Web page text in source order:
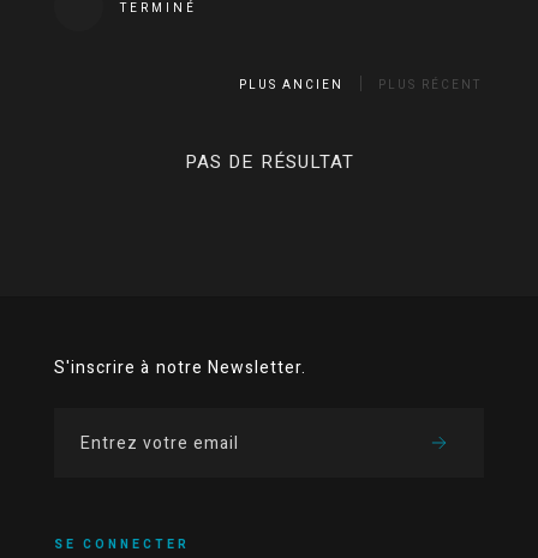
TERMINÉ
PLUS ANCIEN PLUS RÉCENT
PAS DE RÉSULTAT
S'inscrire à notre Newsletter.
SE CONNECTER